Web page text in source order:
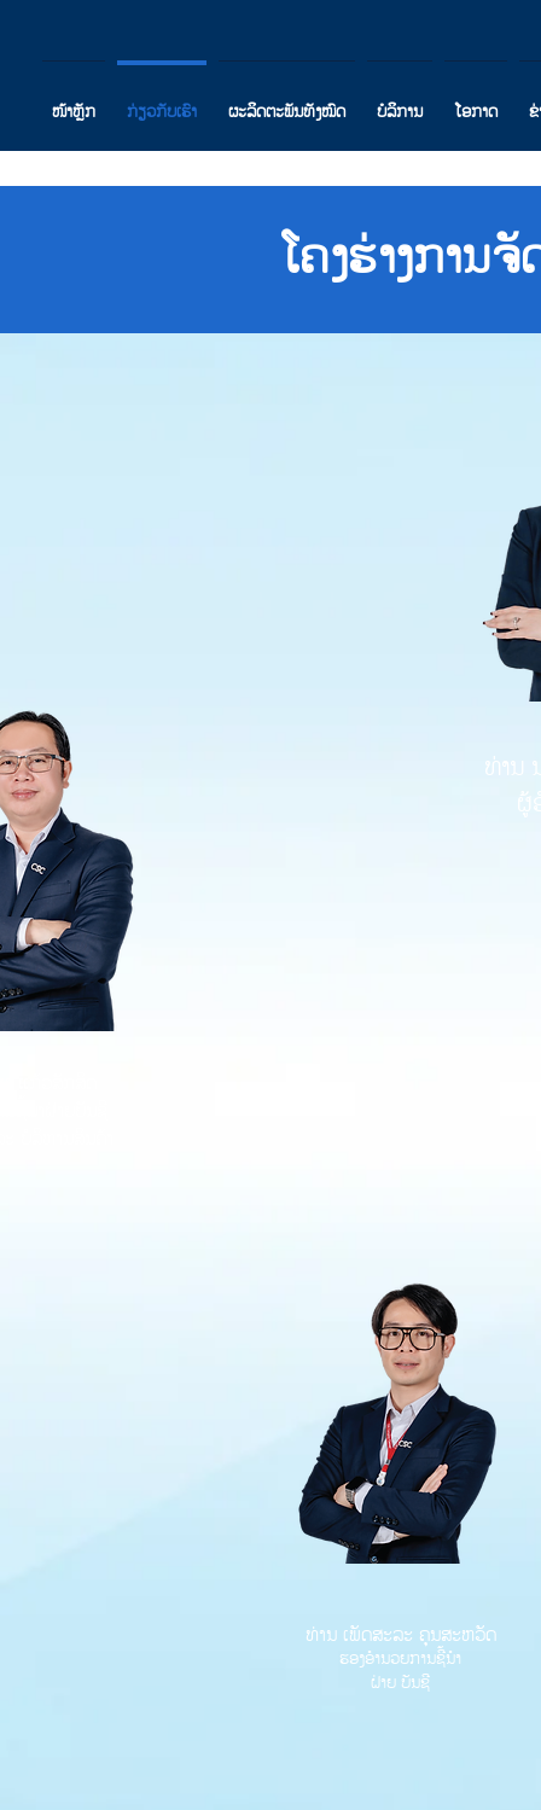
ໜ້າຫຼັກ ກ່ຽວກັບເຮົາ ຜະລິດຕະພັນທັງໝົດ ບໍລິການ ໂອກາດ
ໂຄງຮ່າງການ
ທ່ານ
ຜູ້
ທ່ານ ເພັດສະລະ ຄຸນສະຫວັດ
ຮອງອໍານວຍການຊີ້ນຳ
ຝ່າຍ ບັນຊີ